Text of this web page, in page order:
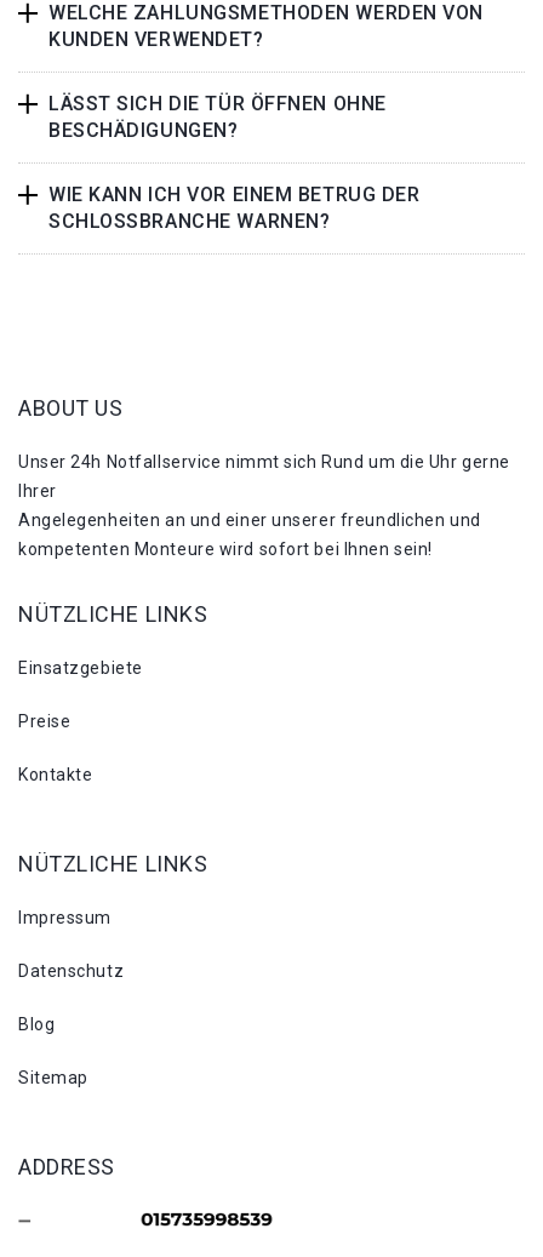
WELCHE ZAHLUNGSMETHODEN WERDEN VON
KUNDEN VERWENDET?
LÄSST SICH DIE TÜR ÖFFNEN OHNE
BESCHÄDIGUNGEN?
WIE KANN ICH VOR EINEM BETRUG DER
SCHLOSSBRANCHE WARNEN?
ABOUT US
Unser 24h Notfallservice nimmt sich Rund um die Uhr gerne
Ihrer
Angelegenheiten an und einer unserer freundlichen und
kompetenten Monteure wird sofort bei Ihnen sein!
NÜTZLICHE LINKS
Einsatzgebiete
Preise
Kontakte
NÜTZLICHE LINKS
Impressum
Datenschutz
Blog
Sitemap
ADDRESS